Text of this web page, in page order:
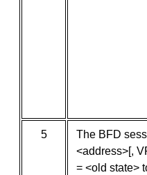
5
The BFD
<address>[,
= <old state>